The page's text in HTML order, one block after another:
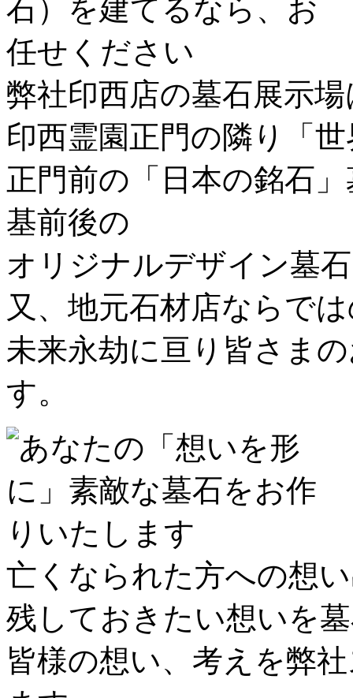
弊社印西店の墓石展示
印西霊園正門の隣り「 世
正門前の「 日本の銘石
基前後の
オリジナルデザイン墓石
又、地元石材店ならで
未来永劫に亘り皆さま
す。
亡くなられた方への想
残しておきたい想いを
皆様の想い、考えを弊